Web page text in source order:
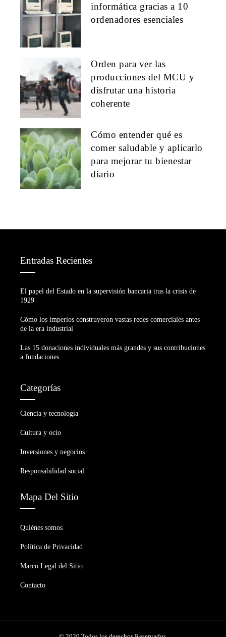
informática gracias a 10
ordenadores esenciales
Orden para ver las
producciones del MCU y
disfrutar una historia
coherente
Cómo entender qué es
comer saludable y aplicarlo
para mejorar tu bienestar
diario
Entradas Recientes
El papel del Estado en la supervisión bancaria tras la crisis de
1929
Cómo los imperios construyeron vastas redes comerciales antes
de la era industrial
Las 15 donaciones individuales más grandes y sus contribuciones
a fundaciones
Categorías
Ciencia y tecnología
Cultura y ocio
Inversiones y negocios
Responsabilidad social
Mapa Del Sitio
Quiénes somos
Política de Privacidad
Marco Legal del Sitio
Contacto